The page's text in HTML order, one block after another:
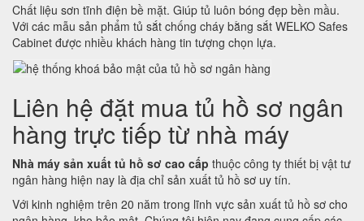
Chất liệu sơn tĩnh điện bề mặt. Giúp tủ luôn bóng đẹp bền mầu.
Với các mẫu sản phẩm tủ sắt chống cháy bằng sắt WELKO Safes
Cabinet được nhiều khách hàng tin tượng chọn lựa.
Liên hệ đặt mua tủ hồ sơ ngân
hàng trực tiếp từ nhà máy
Nhà máy sản xuất tủ hồ sơ cao cấp thuộc công ty thiết bị vật tư
ngân hàng hiện nay là địa chỉ sản xuất tủ hồ sơ uy tín.
Với kinh nghiệm trên 20 năm trong lĩnh vực sản xuất tủ hồ sơ cho